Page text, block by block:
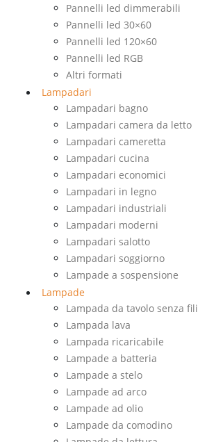
Pannelli led dimmerabili
Pannelli led 30×60
Pannelli led 120×60
Pannelli led RGB
Altri formati
Lampadari
Lampadari bagno
Lampadari camera da letto
Lampadari cameretta
Lampadari cucina
Lampadari economici
Lampadari in legno
Lampadari industriali
Lampadari moderni
Lampadari salotto
Lampadari soggiorno
Lampade a sospensione
Lampade
Lampada da tavolo senza fili
Lampada lava
Lampada ricaricabile
Lampade a batteria
Lampade a stelo
Lampade ad arco
Lampade ad olio
Lampade da comodino